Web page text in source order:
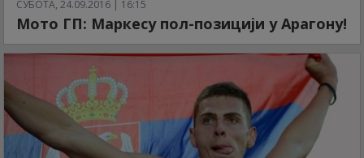
СУБОТА, 24.09.2016 | 16:15
Мото ГП: Маркесу пол-позицији у Арагону!